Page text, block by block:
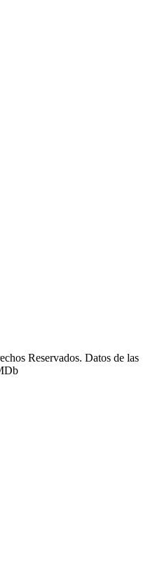
Reservados. Datos de las